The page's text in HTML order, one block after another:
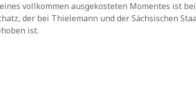
vollkommen ausgekosteten Momentes ist
der bei Thielemann und der Sächsischen
ist.